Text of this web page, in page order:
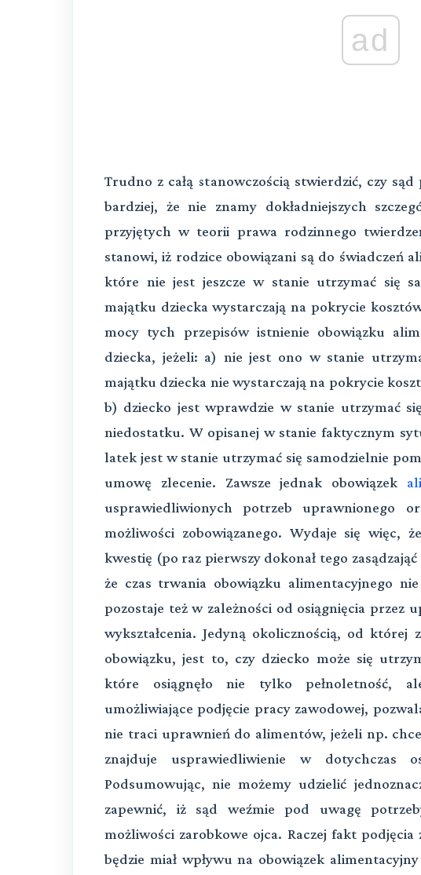
ad
Trudno z całą stanowczością stwierdzić, czy
bardziej, że nie znamy dokładniejszych
przyjętych w teorii prawa rodzinnego
stanowi, iż rodzice obowiązani są do świadczeń
które nie jest jeszcze w stanie utrzymać się
majątku dziecka wystarczają na pokrycie
mocy tych przepisów istnienie obowiązku
dziecka, jeżeli: a) nie jest ono w stanie
majątku dziecka nie wystarczają na pokrycie
b) dziecko jest wprawdzie w stanie utrzymać
niedostatku. W opisanej w stanie faktycznym
latek jest w stanie utrzymać się samodzielnie
umowę zlecenie. Zawsze jednak obowiązek
usprawiedliwionych potrzeb uprawnionego
możliwości zobowiązanego. Wydaje się więc,
kwestię (po raz pierwszy dokonał tego
że czas trwania obowiązku alimentacyjnego
pozostaje też w zależności od osiągnięcia przez
wykształcenia. Jedyną okolicznością, od której
obowiązku, jest to, czy dziecko może się
które osiągnęło nie tylko pełnoletność,
umożliwiające podjęcie pracy zawodowej,
nie traci uprawnień do alimentów, jeżeli np.
znajduje usprawiedliwienie w dotychczas
Podsumowując, nie możemy udzielić
zapewnić, iż sąd weźmie pod uwagę
możliwości zarobkowe ojca. Raczej fakt
będzie miał wpływu na obowiązek